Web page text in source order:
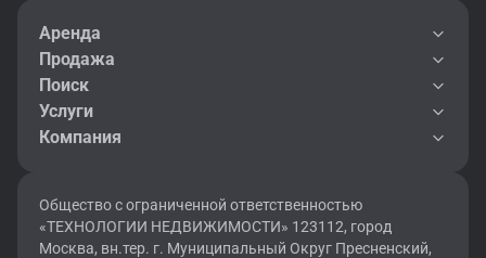
Аренда
Продажа
Поиск
Услуги
Компания
Общество с ограниченной ответственностью
«ТЕХНОЛОГИИ НЕДВИЖИМОСТИ» 123112, город
Москва, вн.тер. г. Муниципальный Округ Пресненский,